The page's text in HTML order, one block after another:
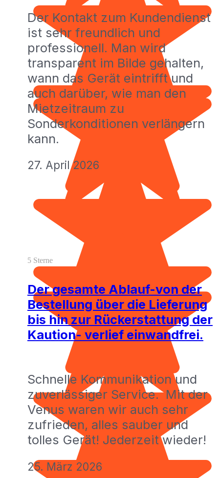
Der Kontakt zum Kundendienst
ist sehr freundlich und
professionell. Man wird
transparent im Bilde gehalten,
wann das Gerät eintrifft und
auch darüber, wie man den
Mietzeitraum zu
Sonderkonditionen verlängern
kann.
27. April 2026
5 Sterne
Der gesamte Ablauf-von der
Bestellung über die Lieferung
bis hin zur Rückerstattung der
Kaution- verlief einwandfrei.
Schnelle Kommunikation und
zuverlässiger Service. Mit der
Venus waren wir auch sehr
zufrieden, alles sauber und
tolles Gerät! Jederzeit wieder!
25. März 2026